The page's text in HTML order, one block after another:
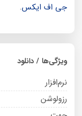
جی اف ایکس.
ویژگی‌ها / دانلود
نرم‌افزار
رزولوشن